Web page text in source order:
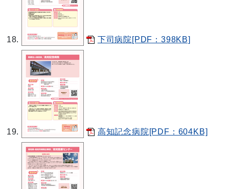
下司病院[PDF：398KB]
高知記念病院[PDF：604KB]